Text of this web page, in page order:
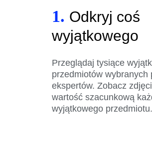
1. Odkryj coś
wyjątkowego
Przeglądaj tysiące
przedmiotów wybranych
ekspertów. Zobacz
wartość szacunkową
wyjątkowego przedmiotu.